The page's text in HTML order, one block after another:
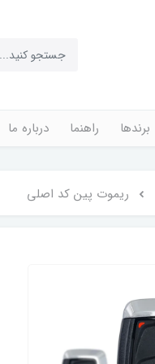
برندها راهنما درباره ما
ریموت پین کد اصلی